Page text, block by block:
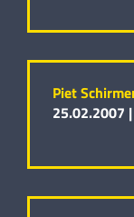
Piet
25.02.2007 |